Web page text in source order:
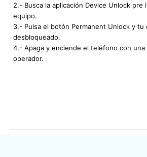
2.- Busca la aplicación Device Unlock pre
equipo.
3.- Pulsa el botón Permanent Unlock y tu
desbloqueado.
4.- Apaga y enciende el teléfono con una
operador.